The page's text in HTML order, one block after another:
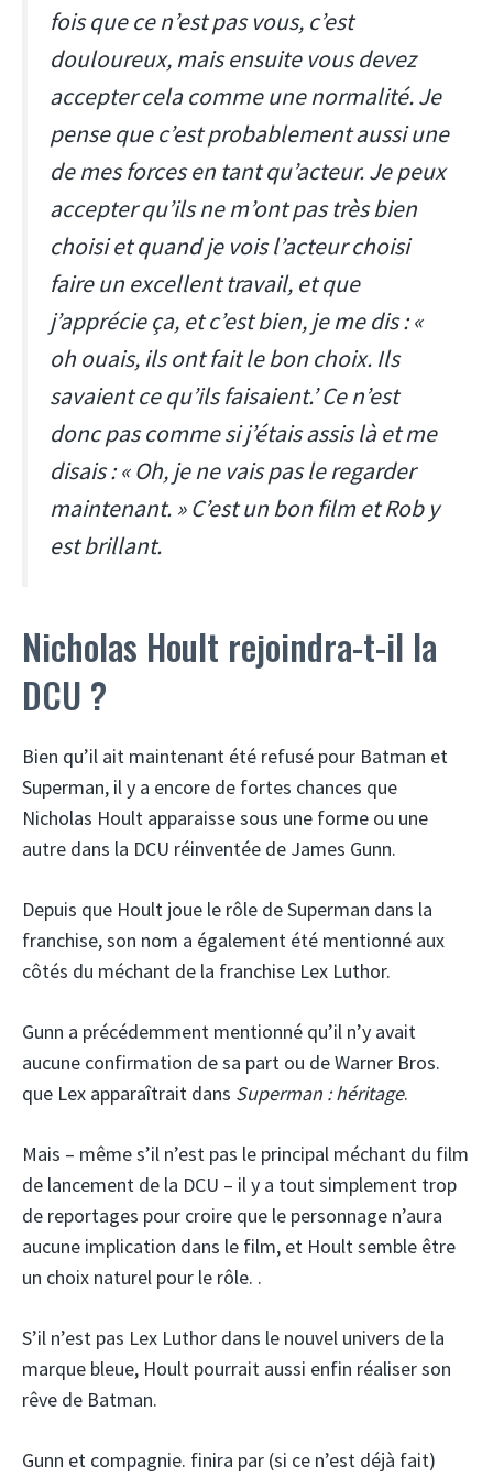
fois que ce n’est pas vous, c’est
douloureux, mais ensuite vous devez
accepter cela comme une normalité. Je
pense que c’est probablement aussi une
de mes forces en tant qu’acteur. Je peux
accepter qu’ils ne m’ont pas très bien
choisi et quand je vois l’acteur choisi
faire un excellent travail, et que
j’apprécie ça, et c’est bien, je me dis : «
oh ouais, ils ont fait le bon choix. Ils
savaient ce qu’ils faisaient.’ Ce n’est
donc pas comme si j’étais assis là et me
disais : « Oh, je ne vais pas le regarder
maintenant. » C’est un bon film et Rob y
est brillant.
Nicholas Hoult rejoindra-t-il la
DCU ?
Bien qu’il ait maintenant été refusé pour Batman et
Superman, il y a encore de fortes chances que
Nicholas Hoult apparaisse sous une forme ou une
autre dans la DCU réinventée de James Gunn.
Depuis que Hoult joue le rôle de Superman dans la
franchise, son nom a également été mentionné aux
côtés du méchant de la franchise Lex Luthor.
Gunn a précédemment mentionné qu’il n’y avait
aucune confirmation de sa part ou de Warner Bros.
que Lex apparaîtrait dans Superman : héritage.
Mais – même s’il n’est pas le principal méchant du film
de lancement de la DCU – il y a tout simplement trop
de reportages pour croire que le personnage n’aura
aucune implication dans le film, et Hoult semble être
un choix naturel pour le rôle. .
S’il n’est pas Lex Luthor dans le nouvel univers de la
marque bleue, Hoult pourrait aussi enfin réaliser son
rêve de Batman.
Gunn et compagnie. finira par (si ce n’est déjà fait)